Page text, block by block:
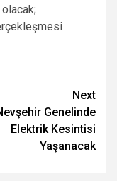
Next
Genelinde
Elektrik Kesintisi
Yaşanacak